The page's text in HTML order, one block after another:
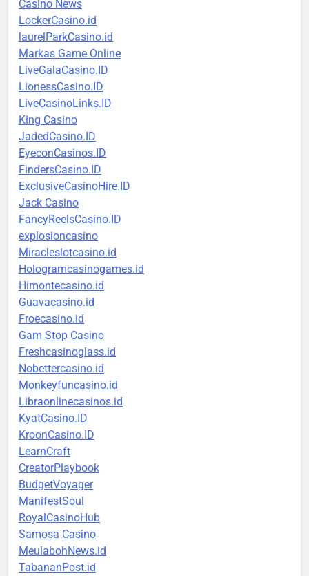
Casino News
LockerCasino.id
laurelParkCasino.id
Markas Game Online
LiveGalaCasino.ID
LionessCasino.ID
LiveCasinoLinks.ID
King Casino
JadedCasino.ID
EyeconCasinos.ID
FindersCasino.ID
ExclusiveCasinoHire.ID
Jack Casino
FancyReelsCasino.ID
explosioncasino
Miracleslotcasino.id
Hologramcasinogames.id
Himontecasino.id
Guavacasino.id
Froecasino.id
Gam Stop Casino
Freshcasinoglass.id
Nobettercasino.id
Monkeyfuncasino.id
Libraonlinecasinos.id
KyatCasino.ID
KroonCasino.ID
LearnCraft
CreatorPlaybook
BudgetVoyager
ManifestSoul
RoyalCasinoHub
Samosa Casino
MeulabohNews.id
TabananPost.id